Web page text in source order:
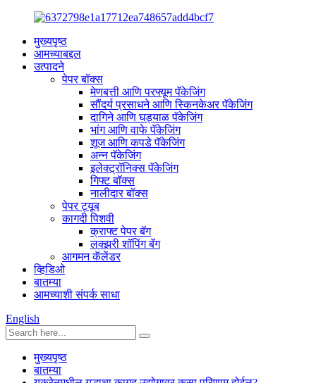
मुख्यपृष्ठ
आमच्याबद्दल
उत्पादने
पेपर बॉक्स
मेणबत्ती आणि परफ्यूम पॅकेजिंग
सौंदर्य प्रसाधने आणि स्किनकेअर पॅकेजिंग
दागिने आणि घड्याळ पॅकेजिंग
भांग आणि वाफे पॅकेजिंग
शूज आणि कपडे पॅकेजिंग
अन्न पॅकेजिंग
इलेक्ट्रॉनिक्स पॅकेजिंग
गिफ्ट बॉक्स
नालीदार बॉक्स
पेपर ट्यूब
कागदी पिशवी
क्राफ्ट पेपर बॅग
लक्झरी शॉपिंग बॅग
आगमन कॅलेंडर
व्हिडिओ
बातम्या
आमच्याशी संपर्क साधा
English
मुख्यपृष्ठ
बातम्या